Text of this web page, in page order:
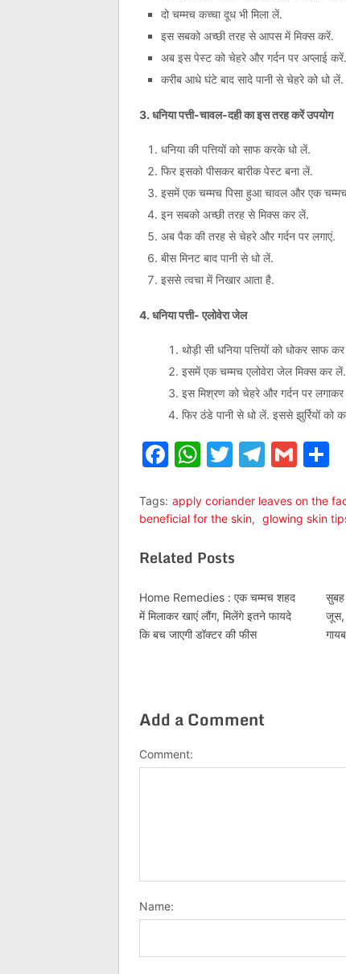
दो चम्मच कच्चा दूध भी मिला लें.
इस सबको अच्छी तरह से आपस में मिक्स करें.
अब इस पेस्ट को चेहरे और गर्दन पर अप्लाई करें.
करीब आधे घंटे बाद सादे पानी से चेहरे को धो लें.
3. धनिया पत्ती-चावल-दही का इस तरह करें उपयोग
धनिया की पत्तियों को साफ करके धो लें.
फिर इसको पीसकर बारीक पेस्ट बना लें.
इसमें एक चम्मच पिसा हुआ चावल और एक चम्मच
इन सबको अच्छी तरह से मिक्स कर लें.
अब पैक की तरह से चेहरे और गर्दन पर लगाएं.
बीस मिनट बाद पानी से धो लें.
इससे त्वचा में निखार आता है.
4. धनिया पत्ती- एलोवेरा जेल
थोड़ी सी धनिया पत्तियों को धोकर साफ
इसमें एक चम्मच एलोवेरा जेल मिक्स कर लें.
इस मिश्रण को चेहरे और गर्दन पर
फिर ठंडे पानी से धो लें. इससे झुर्रियों को
Facebook
WhatsApp
Twitter
Tags: apply coriander leaves on the
beneficial for the skin, glowing skin
Related Posts
Home Remedies : एक चम्‍मच शहद
में मिलाकर खाएं लौंग, मिलेंगे इतने फायदे
कि बच जाएगी डॉक्‍टर की फीस
सुबह
जूस,
गायब
Add a Comment
Comment:
Name: